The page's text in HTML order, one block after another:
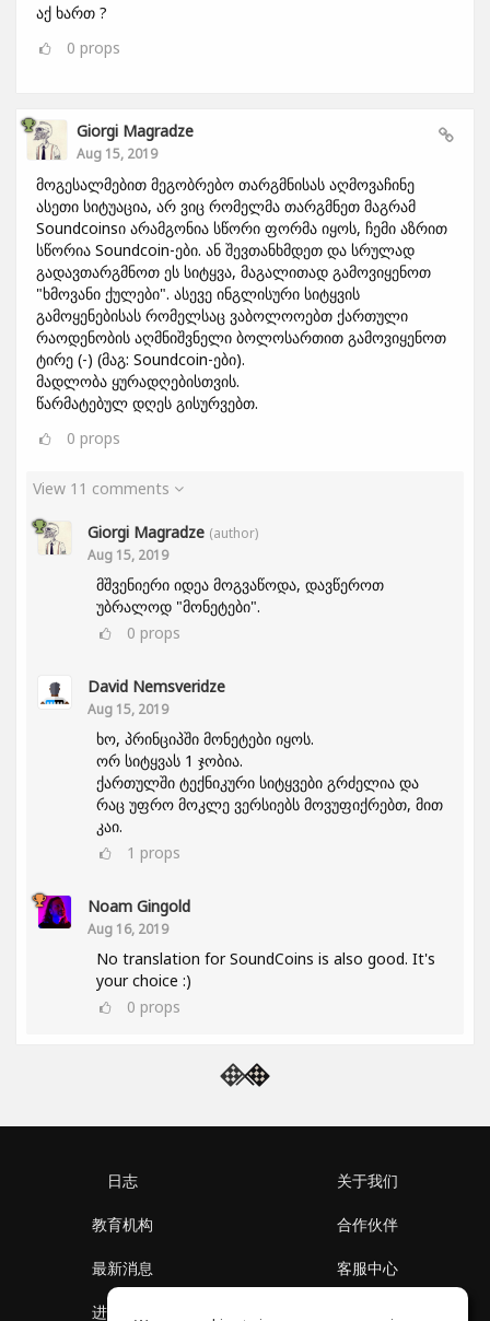
აქ ხართ ?
0 props
Giorgi Magradze
Aug 15, 2019
მოგესალმებით მეგობრებო თარგმნისას აღმოვაჩინე
ასეთი სიტუაცია, არ ვიც რომელმა თარგმნეთ მაგრამ
Soundcoinsი არამგონია სწორი ფორმა იყოს, ჩემი აზრით
სწორია Soundcoin-ები. ან შევთანხმდეთ და სრულად
გადავთარგმნოთ ეს სიტყვა, მაგალითად გამოვიყენოთ
"ხმოვანი ქულები". ასევე ინგლისური სიტყვის
გამოყენებისას რომელსაც ვაბოლოოებთ ქართული
რაოდენობის აღმნიშვნელი ბოლოსართით გამოვიყენოთ
ტირე (-) (მაგ: Soundcoin-ები).
მადლობა ყურადღებისთვის.
წარმატებულ დღეს გისურვებთ.
0 props
View 11 comments
Giorgi Magradze (author)
Aug 15, 2019
მშვენიერი იდეა მოგვაწოდა, დავწეროთ
უბრალოდ "მონეტები".
0 props
David Nemsveridze
Aug 15, 2019
ხო, პრინციპში მონეტები იყოს.
ორ სიტყვას 1 ჯობია.
ქართულში ტექნიკური სიტყვები გრძელია და
რაც უფრო მოკლე ვერსიებს მოვუფიქრებთ, მით
კაი.
1 props
Noam Gingold
Aug 16, 2019
No translation for SoundCoins is also good. It's
your choice :)
0 props
日志
教育机构
最新消息
进入社区
关于我们
合作伙伴
客服中心